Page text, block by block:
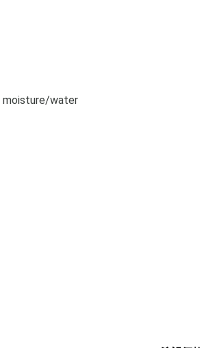
moisture/water